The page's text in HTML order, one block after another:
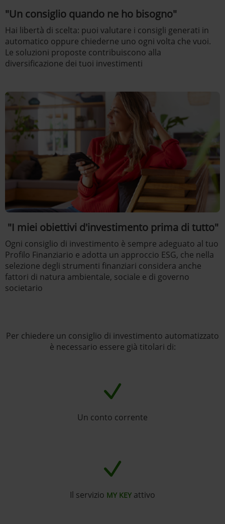
"Un consiglio quando ne ho bisogno"
Hai libertà di scelta: puoi valutare i consigli generati in
automatico oppure chiederne uno ogni volta che vuoi.
Le soluzioni proposte contribuiscono alla
diversificazione dei tuoi investimenti
"I miei obiettivi d'investimento prima di tutto"
Ogni consiglio di investimento è sempre adeguato al tuo
Profilo Finanziario e adotta un approccio ESG, che nella
selezione degli strumenti finanziari considera anche
fattori di natura ambientale, sociale e di governo
societario
Per chiedere un consiglio di investimento automatizzato
è necessario essere già titolari di:
Un conto corrente
Il servizio MY KEY attivo